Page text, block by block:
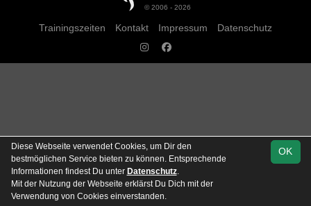
© 2006 - 2026
Trainingszeiten Kontakt Impressum Datenschutz
OK
Diese Webseite verwendet Cookies, um Dir den
bestmöglichen Service bieten zu können. Entsprechende
Informationen findest Du unter Datenschutz.
Mit der Nutzung der Webseite erklärst Du Dich mit der
Verwendung von Cookies einverstanden.